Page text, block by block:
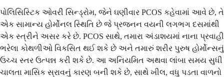
પોલિસિસ્ટિક ઓવરી સિન્ડ્રોમ, જેને ઘણીવાર PCOS કહેવામાં આવે છે, તે
એક સામાન્ય હોર્મોનલ સ્થિતિ છે જે પ્રજનન વયની લગભગ દસમાંથી
એક સ્ત્રીને અસર કરે છે. PCOS સાથે, તમારા અંડાશયમાં નાના પ્રવાહી
ભરેલા કોથળીઓ વિકસિત થઈ શકે છે અને તમારું શરીર પુરુષ હોર્મોન્સનું
ઉચ્ચ સ્તર ઉત્પન્ન કરી શકે છે. આ અનિયમિત અથવા લાંબા સમય સુધી
ચાલતા માસિક સ્રાવનું કારણ બની શકે છે, સાથે ખીલ, વધુ પડતા વાળનો